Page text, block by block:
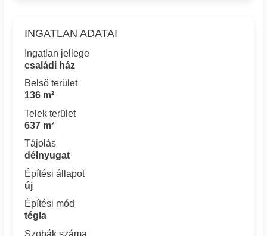
INGATLAN ADATAI
Ingatlan jellege
családi ház
Belső terület
136 m²
Telek terület
637 m²
Tájolás
délnyugat
Építési állapot
új
Építési mód
tégla
Szobák száma